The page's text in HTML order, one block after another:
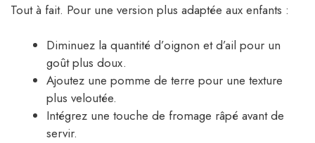
Tout à fait. Pour une version plus adaptée aux enfants :
Diminuez la quantité d’oignon et d’ail pour un
goût plus doux.
Ajoutez une pomme de terre pour une texture
plus veloutée.
Intégrez une touche de fromage râpé avant de
servir.